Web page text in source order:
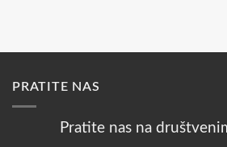
PRATITE NAS
Pratite nas na